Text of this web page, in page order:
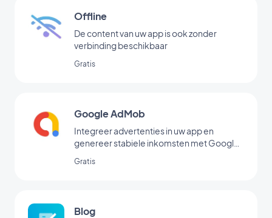
Offline
De content van uw app is ook zonder
verbinding beschikbaar
Gratis
Google AdMob
Integreer advertenties in uw app en
genereer stabiele inkomsten met Google
Gratis
Blog